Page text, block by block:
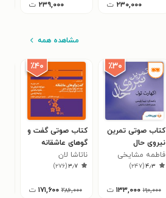
۲۳۰,۰۰۰ ت ۲۳۹,۰۰۰ ت
مشاهده همه
٪۳۰
کتاب صوتی تمرین
نیروی حال
فاطمه مشایخی
۴٫۳(۲۴۷)
۱۹۰,۰۰۰ ۱۳۳,۰۰۰ ت
٪۴۰
کتاب صوتی گفت و
گوهای عاشقانه
ناتاشا لان
۳٫۷(۲۷۶)
۲۸۶,۰۰۰ ۱۷۱,۶۰۰ ت